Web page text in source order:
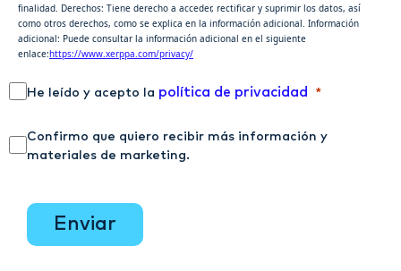
finalidad. Derechos: Tiene derecho a acceder, rectificar y suprimir los datos, así
como otros derechos, como se explica en la información adicional. Información
adicional: Puede consultar la información adicional en el siguiente
enlace:https://www.xerppa.com/privacy/
He leído y acepto la política de privacidad
Confirmo que quiero recibir más información y
materiales de marketing.
enviar